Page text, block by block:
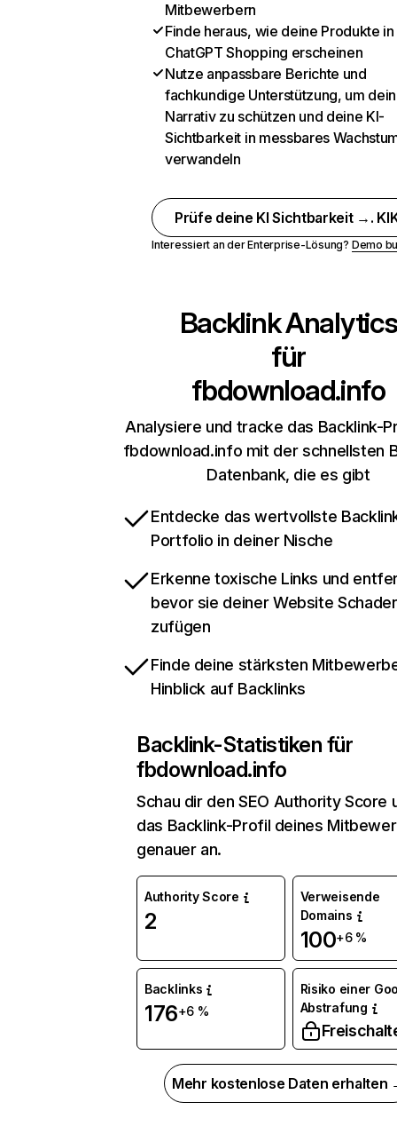
Mitbewerbern
Finde heraus, wie deine Produkte in
ChatGPT Shopping erscheinen
Nutze anpassbare Berichte und
fachkundige Unterstützung, um dein
Narrativ zu schützen und deine KI-
Sichtbarkeit in messbares
verwandeln
Prüfe deine KI Sichtbarkeit →.
Interessiert an der Enterprise-Lösung? Demo
Backlink Analytics
für
fbdownload.info
Analysiere und tracke das Backlink-
fbdownload.info mit der schnellsten
Datenbank, die es gibt
Entdecke das wertvollste
Portfolio in deiner Nische
Erkenne toxische Links und
bevor sie deiner Website
zufügen
Finde deine stärksten
Hinblick auf Backlinks
Backlink-Statistiken für
fbdownload.info
Schau dir den SEO Authority Score
das Backlink-Profil deines
genauer an.
Authority Score
2
Verweisende
Domains
100+6 %
Backlinks
176+6 %
Risiko einer
Abstrafung
Mehr kostenlose Daten erhalten